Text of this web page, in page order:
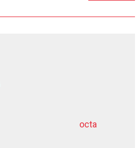
octa
dziļurbums